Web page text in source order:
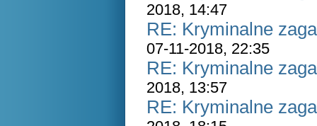
2018, 14:47
RE: Kryminalne
07-11-2018, 22:35
RE: Kryminalne
2018, 13:57
RE: Kryminalne